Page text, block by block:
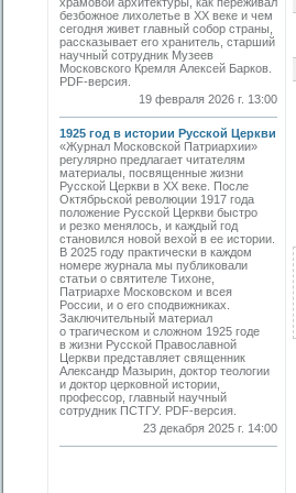
безбожное лихолетье в ХХ веке и чем
сегодня живет главный собор страны,
рассказывает его хранитель, старший
научный сотрудник Музеев
Московского Кремля Алексей Барков.
PDF-версия.
19 февраля 2026 г. 13:00
1925 год в истории Русской Церкви
«Журнал Московской Патриархии»
регулярно предлагает читателям
материалы, посвященные жизни
Русской Церкви в ХХ веке. После
Октябрьской революции 1917 года
положение Русской Церкви быстро
и резко менялось, и каждый год
становился новой вехой в ее истории.
В 2025 году практически в каждом
номере журнала мы публиковали
статьи о святителе Тихоне,
Патриархе Московском и всея
России, и о его сподвижниках.
Заключительный материал
о трагическом и сложном 1925 годе
в жизни Русской Православной
Церкви представляет священник
Александр Мазырин, доктор теологии
и доктор церковной истории,
профессор, главный научный
сотрудник ПСТГУ. PDF-версия.
23 декабря 2025 г. 14:00